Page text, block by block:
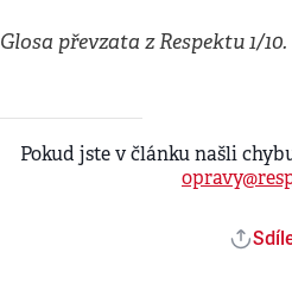
Glosa převzata z Respektu 1/10.
Pokud jste v článku našli